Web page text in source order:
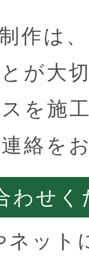
作は
が大
を施
絡を
わせく
ネット